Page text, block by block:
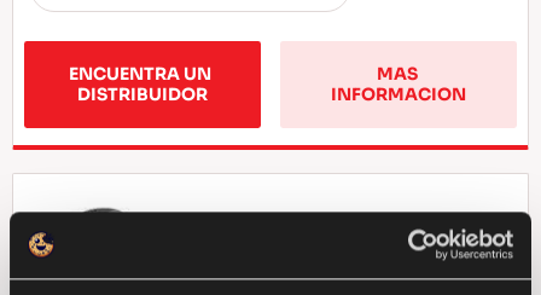
ENCUENTRA UN
DISTRIBUIDOR
MAS
INFORMACION